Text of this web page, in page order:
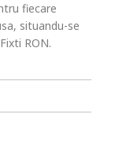
fiecare
situandu-se
RON.